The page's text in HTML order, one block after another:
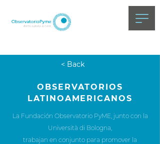
< Back
OBSERVATORIOS
LATINOAMERICANOS
La Fundación Observatorio PyME, junto con la
Università di Bologna,
trabajan en conjunto para promover la